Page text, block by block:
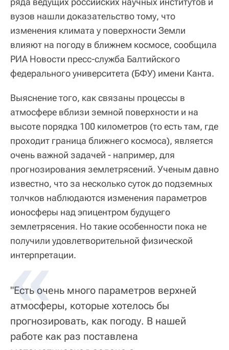
вузов нашли доказательство тому, что
изменения климата у поверхности Земли
влияют на погоду в ближнем космосе, сообщила
РИА Новости пресс-служба Балтийского
федерального университета (БФУ) имени Канта.
Выяснение того, как связаны процессы в
атмосфере вблизи земной поверхности и на
высоте порядка 100 километров (то есть там, где
проходит граница ближнего космоса), является
очень важной задачей - например, для
прогнозирования землетрясений. Ученым давно
известно, что за несколько суток до подземных
толчков наблюдаются изменения параметров
ионосферы над эпицентром будущего
землетрясения. Но такие особенности пока не
получили удовлетворительной физической
интерпретации.
«
"Есть очень много параметров верхней
атмосферы, которые хотелось бы
прогнозировать, как погоду. В нашей
работе как раз поставлена